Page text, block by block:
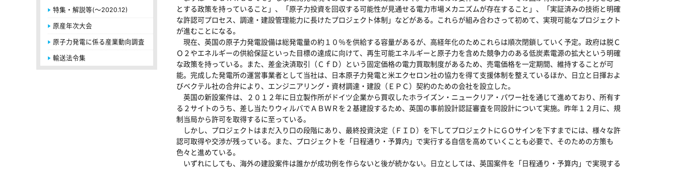
とする政策を持っていること」、「原子力投資を回収する可能性が見通せる電力市場メカニズムが存在すること」、「実証済みの技術と明確
な許認可プロセス、調達・建設管理能力に長けたプロジェクト体制」などがある。これらが組み合わさって初めて、実現可能なプロジェクト
が進むことになる。
現在、英国の原子力発電設備は総発電量の約１０％を供給する容量があるが、高経年化のためこれらは順次閉鎖していく予定。政府は脱Ｃ
Ｏ２やエネルギーの供給保証といった目標の達成に向けて、再生可能エネルギーと原子力を含めた競争力のある低炭素電源の拡大という明確
な政策を持っている。また、差金決済取引（ＣｆＤ）という固定価格の電力買取制度があるため、売電価格を一定期間、維持することが可
能。完成した発電所の運営事業者として当社は、日本原子力発電と米エクセロン社の協力を得て支援体制を整えているほか、日立と日揮およ
びベクテル社の合弁により、エンジニアリング・資材調達・建設（ＥＰＣ）契約のための会社を設立した。
英国の新設案件は、２０１２年に日立製作所がドイツ企業から買収したホライズン・ニュークリア・パワー社を通じて進めており、所有す
る２サイトのうち、差し当たりウィルバでＡＢＷＲを２基建設するため、英国の事前設計認証審査を同設計について実施。昨年１２月に、規
制当局から許可を取得するに至っている。
しかし、プロジェクトはまだ入り口の段階にあり、最終投資決定（ＦＩＤ）を下してプロジェクトにＧＯサインを下すまでには、様々な許
認可取得や交渉が残っている。また、プロジェクトを「日程通り・予算内」で実行する自信を高めていくことも必要で、そのための方策も
色々と進めている。
いずれにしても、海外の建設案件は誰かが成功例を作らないと後が続かない。日立としては、英国案件を「日程通り・予算内」で実現する
特集・解説等(～2020.12)
原産年次大会
原子力発電に係る産業動向調査
輸送法令集